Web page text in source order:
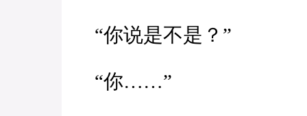
“你说是不是？”
“你……”